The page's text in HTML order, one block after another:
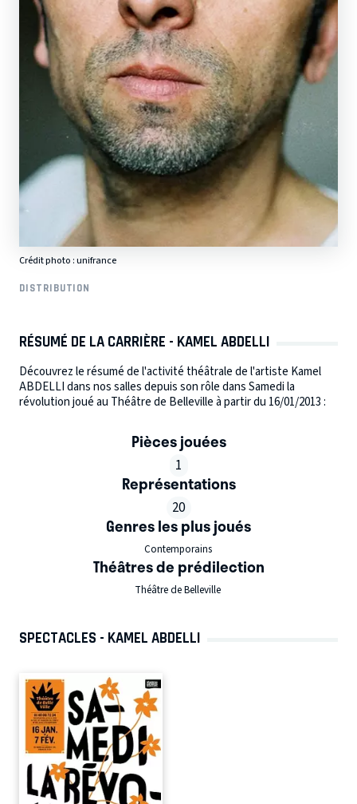
Crédit photo : unifrance
DISTRIBUTION
RÉSUMÉ DE LA CARRIÈRE - KAMEL ABDELLI
Découvrez le résumé de l'activité théâtrale de l'artiste Kamel
ABDELLI dans nos salles depuis son rôle dans Samedi la
révolution joué au Théâtre de Belleville à partir du 16/01/2013 :
Pièces jouées
1
Représentations
20
Genres les plus joués
Contemporains
Théâtres de prédilection
Théâtre de Belleville
SPECTACLES - KAMEL ABDELLI